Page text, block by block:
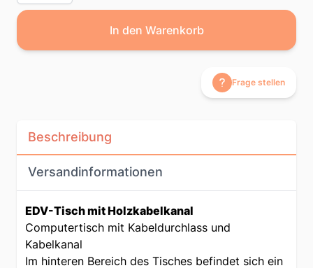
In den Warenkorb
Frage stellen
Beschreibung
Versandinformationen
EDV-Tisch mit Holzkabelkanal
Computertisch mit Kabeldurchlass und
Kabelkanal
Im hinteren Bereich des Tisches befindet sich ein